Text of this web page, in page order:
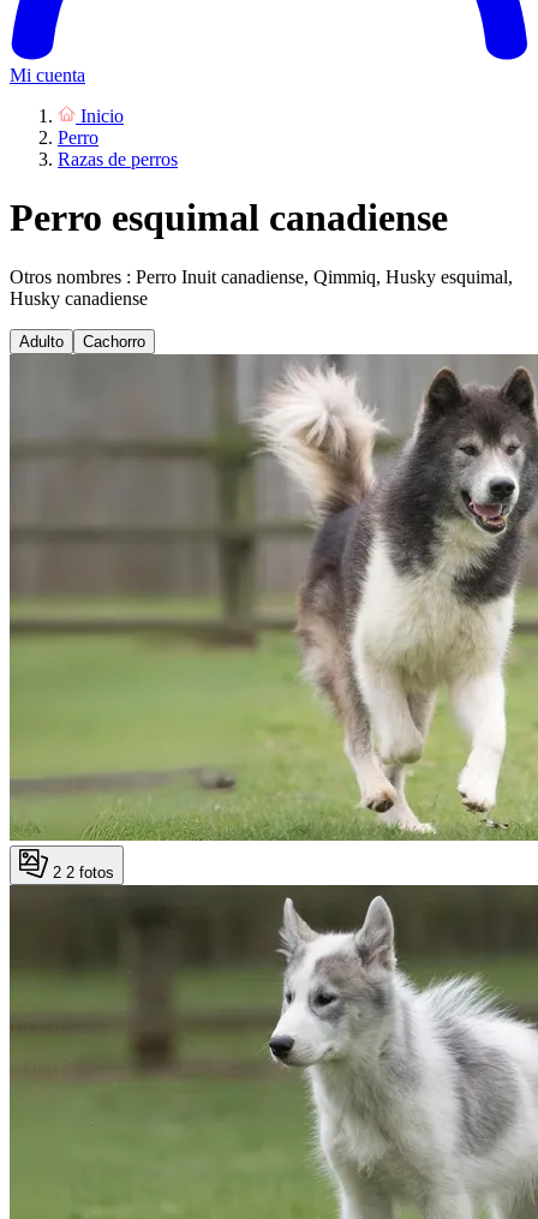
Mi cuenta
Inicio
Perro
Razas de perros
Perro esquimal canadiense
Otros nombres : Perro Inuit canadiense, Qimmiq, Husky esquimal,
Husky canadiense
Adulto Cachorro
2 2 fotos